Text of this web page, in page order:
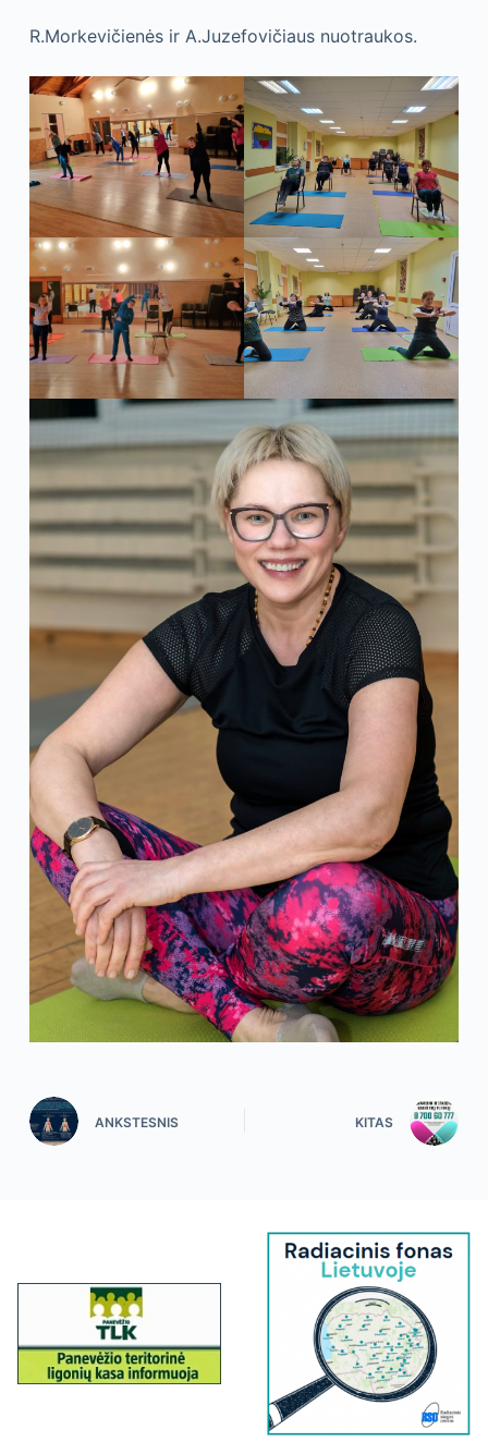
R.Morkevičienės ir A.Juzefovičiaus nuotraukos.
ANKSTESNIS KITAS